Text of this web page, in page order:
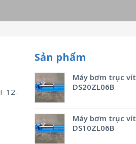
Sản phẩm
Máy bơm trục vít
DS20ZL06B
Máy bơm trục vít
DS10ZL06B
12-